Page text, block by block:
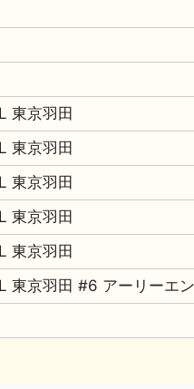
東京羽田
東京羽田
東京羽田
東京羽田
東京羽田
東京羽田 #6 アーリーエ